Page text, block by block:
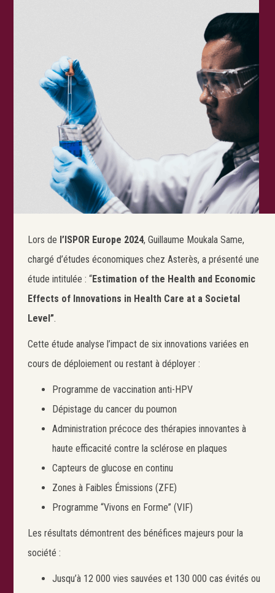
Lors de l’ISPOR Europe 2024, Guillaume Moukala Same,
chargé d’études économiques chez Asterès, a présenté une
étude intitulée : “Estimation of the Health and Economic
Effects of Innovations in Health Care at a Societal
Level”.
Cette étude analyse l’impact de six innovations variées en
cours de déploiement ou restant à déployer :
Programme de vaccination anti-HPV
Dépistage du cancer du poumon
Administration précoce des thérapies innovantes à
haute efficacité contre la sclérose en plaques
Capteurs de glucose en continu
Zones à Faibles Émissions (ZFE)
Programme “Vivons en Forme” (VIF)
Les résultats démontrent des bénéfices majeurs pour la
société :
Jusqu’à 12 000 vies sauvées et 130 000 cas évités ou